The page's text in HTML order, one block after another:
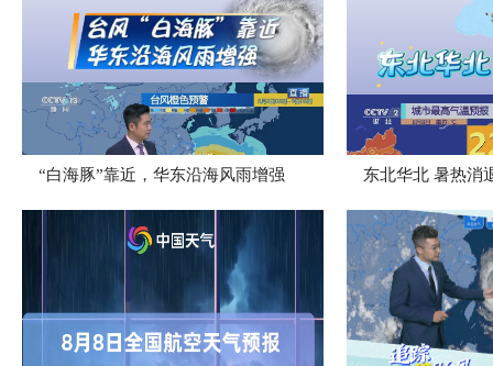
“白海豚”靠近，华东沿海风雨增强 东北华北 暑热消